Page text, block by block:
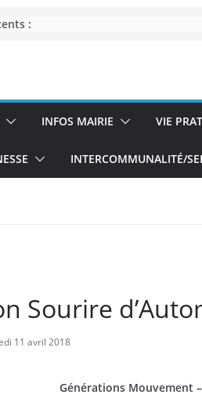
:
INFOS MAIRIE VIE
INTERCOMMUNALITÉ/
Sourire
11 avril 2018
Générations Mouvement